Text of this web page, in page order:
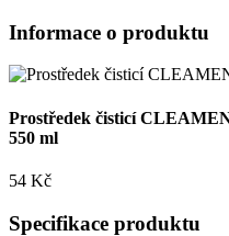
Informace o produktu
Prostředek čisticí
550 ml
54 Kč
Specifikace produktu